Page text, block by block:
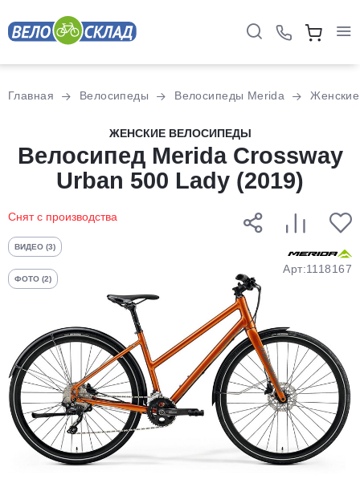
Главная Велосипеды Велосипеды Merida Женские
ЖЕНСКИЕ ВЕЛОСИПЕДЫ
Велосипед Merida Crossway
Urban 500 Lady (2019)
Снят с производства
ВИДЕО (3)
ФОТО (2)
Арт:1118167
Разбейте
оплатуна части
без переплат
График платежей
Добавляйте товары
в корзину
Оплачивайте сегодня только